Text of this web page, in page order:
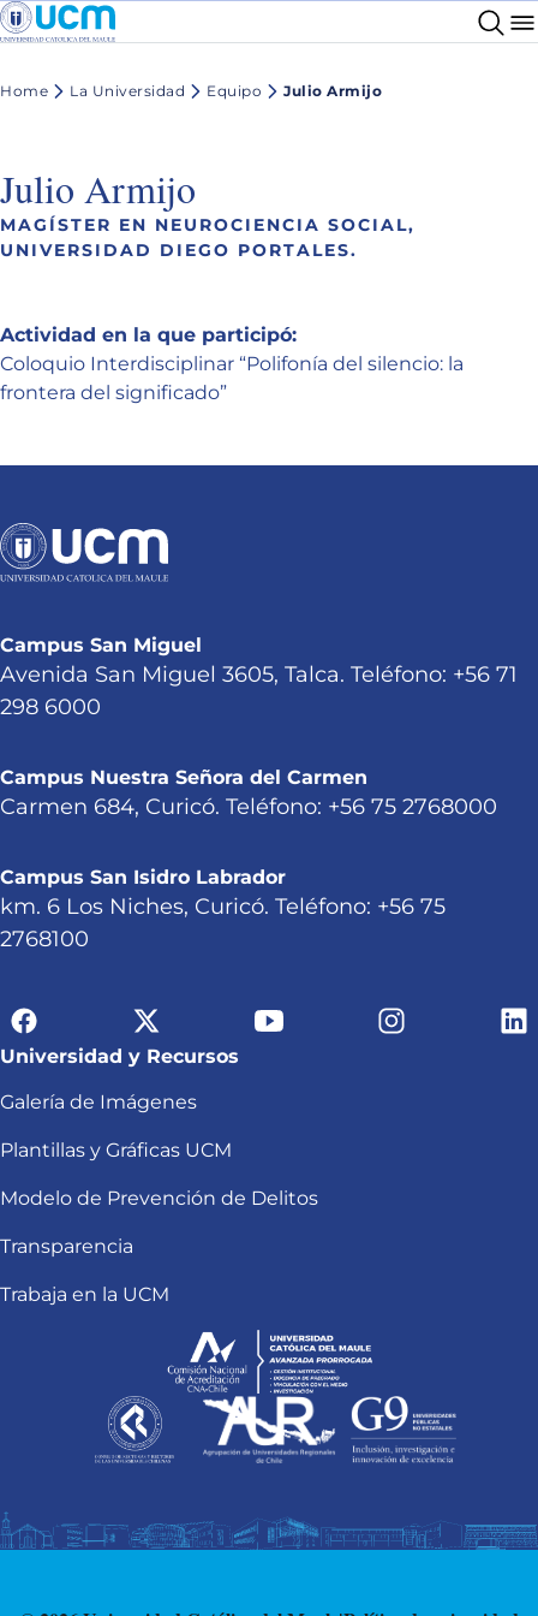
Home La Universidad Equipo Julio Armijo
Julio Armijo
MAGÍSTER EN NEUROCIENCIA SOCIAL,
UNIVERSIDAD DIEGO PORTALES.
Actividad en la que participó:
Coloquio Interdisciplinar “Polifonía del silencio: la
frontera del significado”
Campus San Miguel
Avenida San Miguel 3605, Talca. Teléfono: +56 71
298 6000
Campus Nuestra Señora del Carmen
Carmen 684, Curicó. Teléfono: +56 75 2768000
Campus San Isidro Labrador
km. 6 Los Niches, Curicó. Teléfono: +56 75
2768100
Universidad y Recursos
Galería de Imágenes
Plantillas y Gráficas UCM
Modelo de Prevención de Delitos
Transparencia
Trabaja en la UCM